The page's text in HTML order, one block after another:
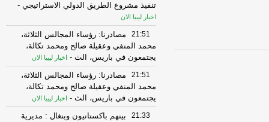
تنفيذ مشروع الطريق الدولي الاستراتيجي -
اخبار ليبيا الان
21:51
مصادرنا: رؤساء المجالس الثلاثة،
محمد المنفي وعقيلة صالح ومحمد تكالة،
يجتمعون في باريس، الث - اخبار ليبيا الان
21:51
مصادرنا: رؤساء المجالس الثلاثة،
محمد المنفي وعقيلة صالح ومحمد تكالة،
يجتمعون في باريس، الث - اخبار ليبيا الان
21:33
بينهم باكستانيون وبنغال : مديرية